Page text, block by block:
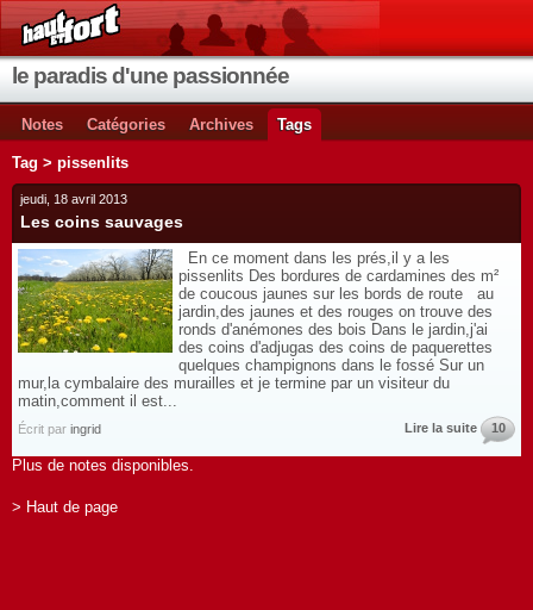
le paradis d'une passionnée
Notes Catégories Archives Tags
Tag > pissenlits
jeudi, 18 avril 2013
Les coins sauvages
En ce moment dans les prés,il y a les
pissenlits Des bordures de cardamines des m²
de coucous jaunes sur les bords de route au
jardin,des jaunes et des rouges on trouve des
ronds d'anémones des bois Dans le jardin,j'ai
des coins d'adjugas des coins de paquerettes
quelques champignons dans le fossé Sur un
mur,la cymbalaire des murailles et je termine par un visiteur du
matin,comment il est...
Écrit par ingrid Lire la suite 10
Plus de notes disponibles.
> Haut de page